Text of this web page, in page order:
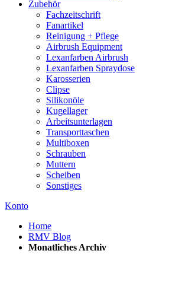
Zubehör
Fachzeitschrift
Fanartikel
Reinigung + Pflege
Airbrush Equipment
Lexanfarben Airbrush
Lexanfarben Spraydose
Karosserien
Clipse
Silikonöle
Kugellager
Arbeitsunterlagen
Transporttaschen
Multiboxen
Schrauben
Muttern
Scheiben
Sonstiges
Konto
Home
RMV Blog
Monatliches Archiv